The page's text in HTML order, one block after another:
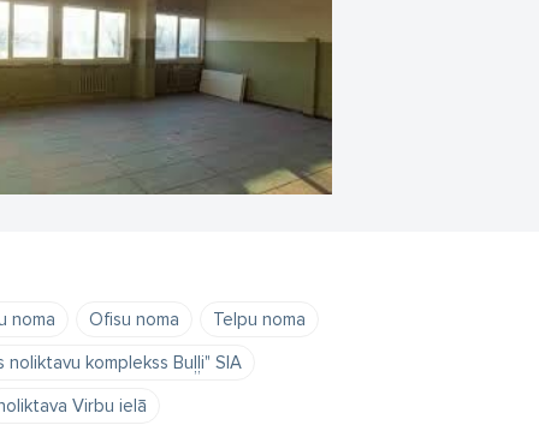
noma Ofisu noma
Telpu noma
komplekss Buļļi" SIA
Virbu ielā